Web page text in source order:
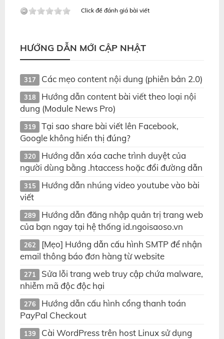
Click để đánh giá bài viết
HƯỚNG DẪN MỚI CẬP NHẬT
317 Các mẹo content nội dung (phiên bản 2.0)
318
Hướng dẫn content bài viết theo loại nội
dung (Module News Pro)
319
Tại sao share bài viết lên Facebook,
Google không hiển thị đúng?
320
Hướng dẫn xóa cache trình duyệt của
người dùng bằng .htaccess hoặc đổi đường dẫn
315
Hướng dẫn nhúng video youtube vào bài
viết
289
Hướng dẫn đăng nhập quản trị trang web
của bạn ngay tại hệ thống id.ngoisaoso.vn
262
[Mẹo] Hướng dẫn cấu hình SMTP để nhận
email thông báo đơn hàng từ website
271
Sửa lỗi trang web truy cập chứa malware,
nhiễm mã độc độc hại
276
Hướng dẫn cấu hình cổng thanh toán
PayPal Checkout
139
Cài WordPress trên host Linux sử dụng